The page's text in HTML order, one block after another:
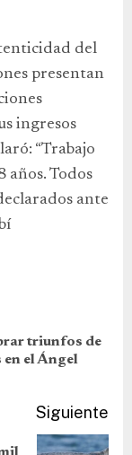
del
presentan
ingresos
“Trabajo
años. Todos
ante
triunfos de
en el Ángel
Siguiente